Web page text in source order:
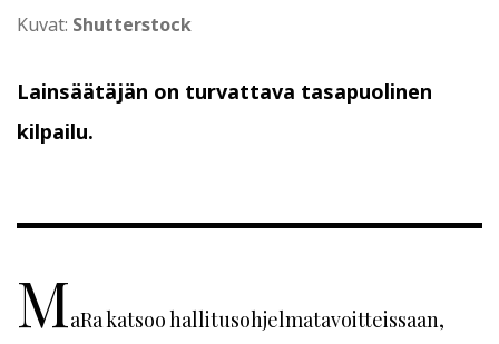
Kuvat: Shutterstock
Lainsäätäjän on turvattava tasapuolinen
kilpailu.
MaRa katsoo hallitusohjelmatavoitteissaan,